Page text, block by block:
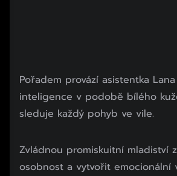
Pořadem provází asistentka
inteligence v podobě bílého
sleduje každý pohyb ve vile.
Zvládnou promiskuitní mladiství
osobnost a vytvořit emocionální